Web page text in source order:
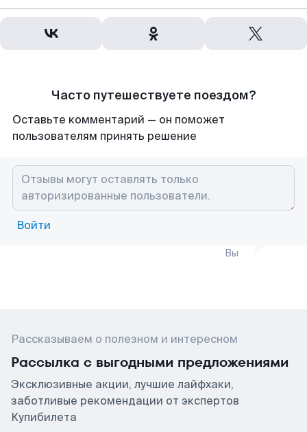
Часто путешествуете поездом?
Оставьте комментарий — он поможет
пользователям принять решение
Войти
Вы
Рассказываем о полезном и интересном
Рассылка с выгодными предложениями
Эксклюзивные акции, лучшие лайфхаки,
заботливые рекомендации от экспертов
Купибилета